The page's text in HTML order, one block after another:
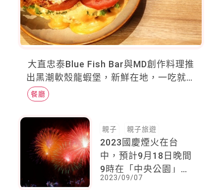
大直忠泰Blue Fish Bar與MD創作料理推
出黑潮軟殼龍蝦堡，新鮮在地，一吃就知
餐廳
親子 親子旅遊
2023國慶煙火在台
中，預計9月18日晚間
9時在「中央公園」試
放，可以先賭為快喔！
2023/09/07